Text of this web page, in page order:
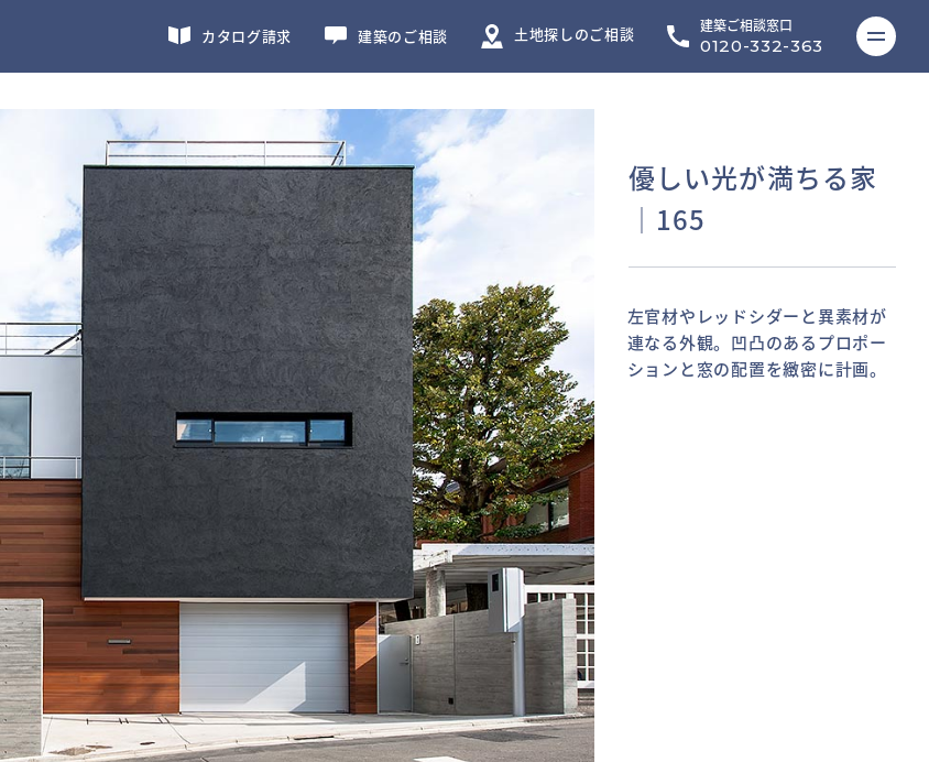
カタログ請求 建築のご相談 土地探しのご相談 建築ご相談窓口
0120-332-363
優しい光が満ちる家
│165
左官材やレッドシダーと異素材が
連なる外観。凹凸のあるプロポー
ションと窓の配置を緻密に計画。
外観に使用した素材を壁面に使
い、つながりをもたせたエントラ
ンス。
勾配天井の角度は階段の傾斜に合
わせた。チークの素材感が活きる
フローリングが味わいのある空間
吹き抜けのリビングは、最も高い
ところで天井高5.2ｍ。ボーダー
タイルの壁や厚みをもたせた開口
夜はさまざまな形状の開口部が紺
青色に染まり、空間を飾る。
ダイニングの大窓が春の風景を切
り取る。２面に開きつつバルコニ
ーを低い外壁で囲い、外部からの
ダイニングキッチンは奥様の要望
から手入れのしやすい大判のタイ
ルに。リビングにも使用したボー
畳が敷かれた寝室。和モダンなイ
ンテリアが、深い眠りにいざな
う。
バスタブから腰上の壁や天井まで
青森ヒバを用い、和風情緒漂うバ
スルーム。視線が重ならない場所